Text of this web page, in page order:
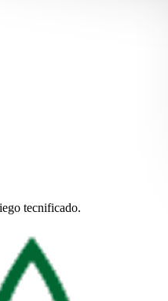
tecnificado.